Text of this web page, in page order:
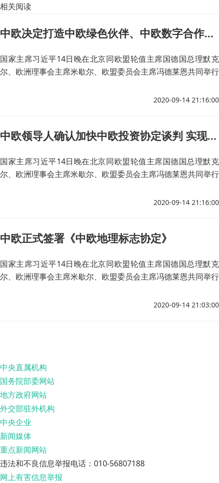
相关阅读
中欧决定打造中欧绿色伙伴、中欧数字合作伙伴
国家主席习近平14日晚在北京同欧盟轮值主席国德国总理默克
尔、欧洲理事会主席米歇尔、欧盟委员会主席冯德莱恩共同举行
2020-09-14 21:16:00
中欧领导人确认加快中欧投资协定谈判 实现年内完成谈判目标
国家主席习近平14日晚在北京同欧盟轮值主席国德国总理默克
尔、欧洲理事会主席米歇尔、欧盟委员会主席冯德莱恩共同举行
2020-09-14 21:16:00
中欧正式签署《中欧地理标志协定》
国家主席习近平14日晚在北京同欧盟轮值主席国德国总理默克
尔、欧洲理事会主席米歇尔、欧盟委员会主席冯德莱恩共同举行
2020-09-14 21:03:00
中央直属机构
国务院部委网站
地方政府网站
外交部驻外机构
中央企业
新闻媒体
重点新闻网站
违法和不良信息举报电话：010-56807188
网上有害信息举报